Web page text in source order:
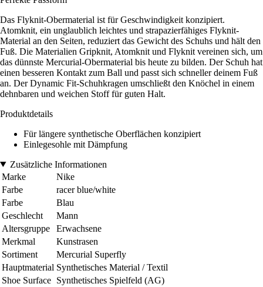
Das Flyknit-Obermaterial ist für Geschwindigkeit konzipiert.
Atomknit, ein unglaublich leichtes und strapazierfähiges Flyknit-
Material an den Seiten, reduziert das Gewicht des Schuhs und hält den
Fuß. Die Materialien Gripknit, Atomknit und Flyknit vereinen sich, um
das dünnste Mercurial-Obermaterial bis heute zu bilden. Der Schuh hat
einen besseren Kontakt zum Ball und passt sich schneller deinem Fuß
an. Der Dynamic Fit-Schuhkragen umschließt den Knöchel in einem
dehnbaren und weichen Stoff für guten Halt.
Produktdetails
Für längere synthetische Oberflächen konzipiert
Einlegesohle mit Dämpfung
Zusätzliche Informationen
Marke
Nike
Farbe
racer blue/white
Farbe
Blau
Geschlecht
Mann
Altersgruppe
Erwachsene
Merkmal
Kunstrasen
Sortiment
Mercurial Superfly
Hauptmaterial Synthetisches Material / Textil
Shoe Surface Synthetisches Spielfeld (AG)